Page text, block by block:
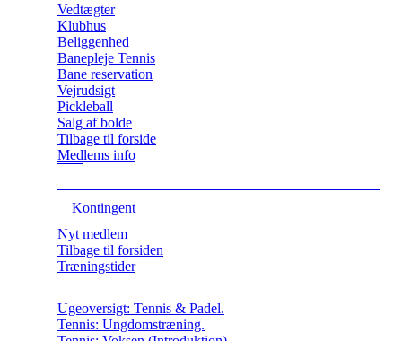
Vedtægter
Klubhus
Beliggenhed
Banepleje Tennis
Bane reservation
Vejrudsigt
Pickleball
Salg af bolde
Tilbage til forside
Medlems info
Kontingent
Nyt medlem
Tilbage til forsiden
Træningstider
Ugeoversigt: Tennis & Padel.
Tennis: Ungdomstræning.